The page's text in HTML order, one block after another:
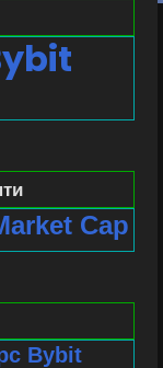
Cap
Bybit